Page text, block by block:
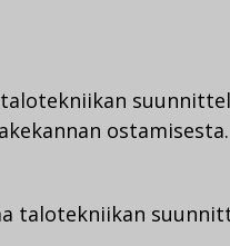
ostamisesta.
talotekniikan